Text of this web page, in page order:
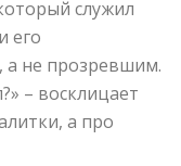
служил
его
не прозревшим.
– восклицает
а про